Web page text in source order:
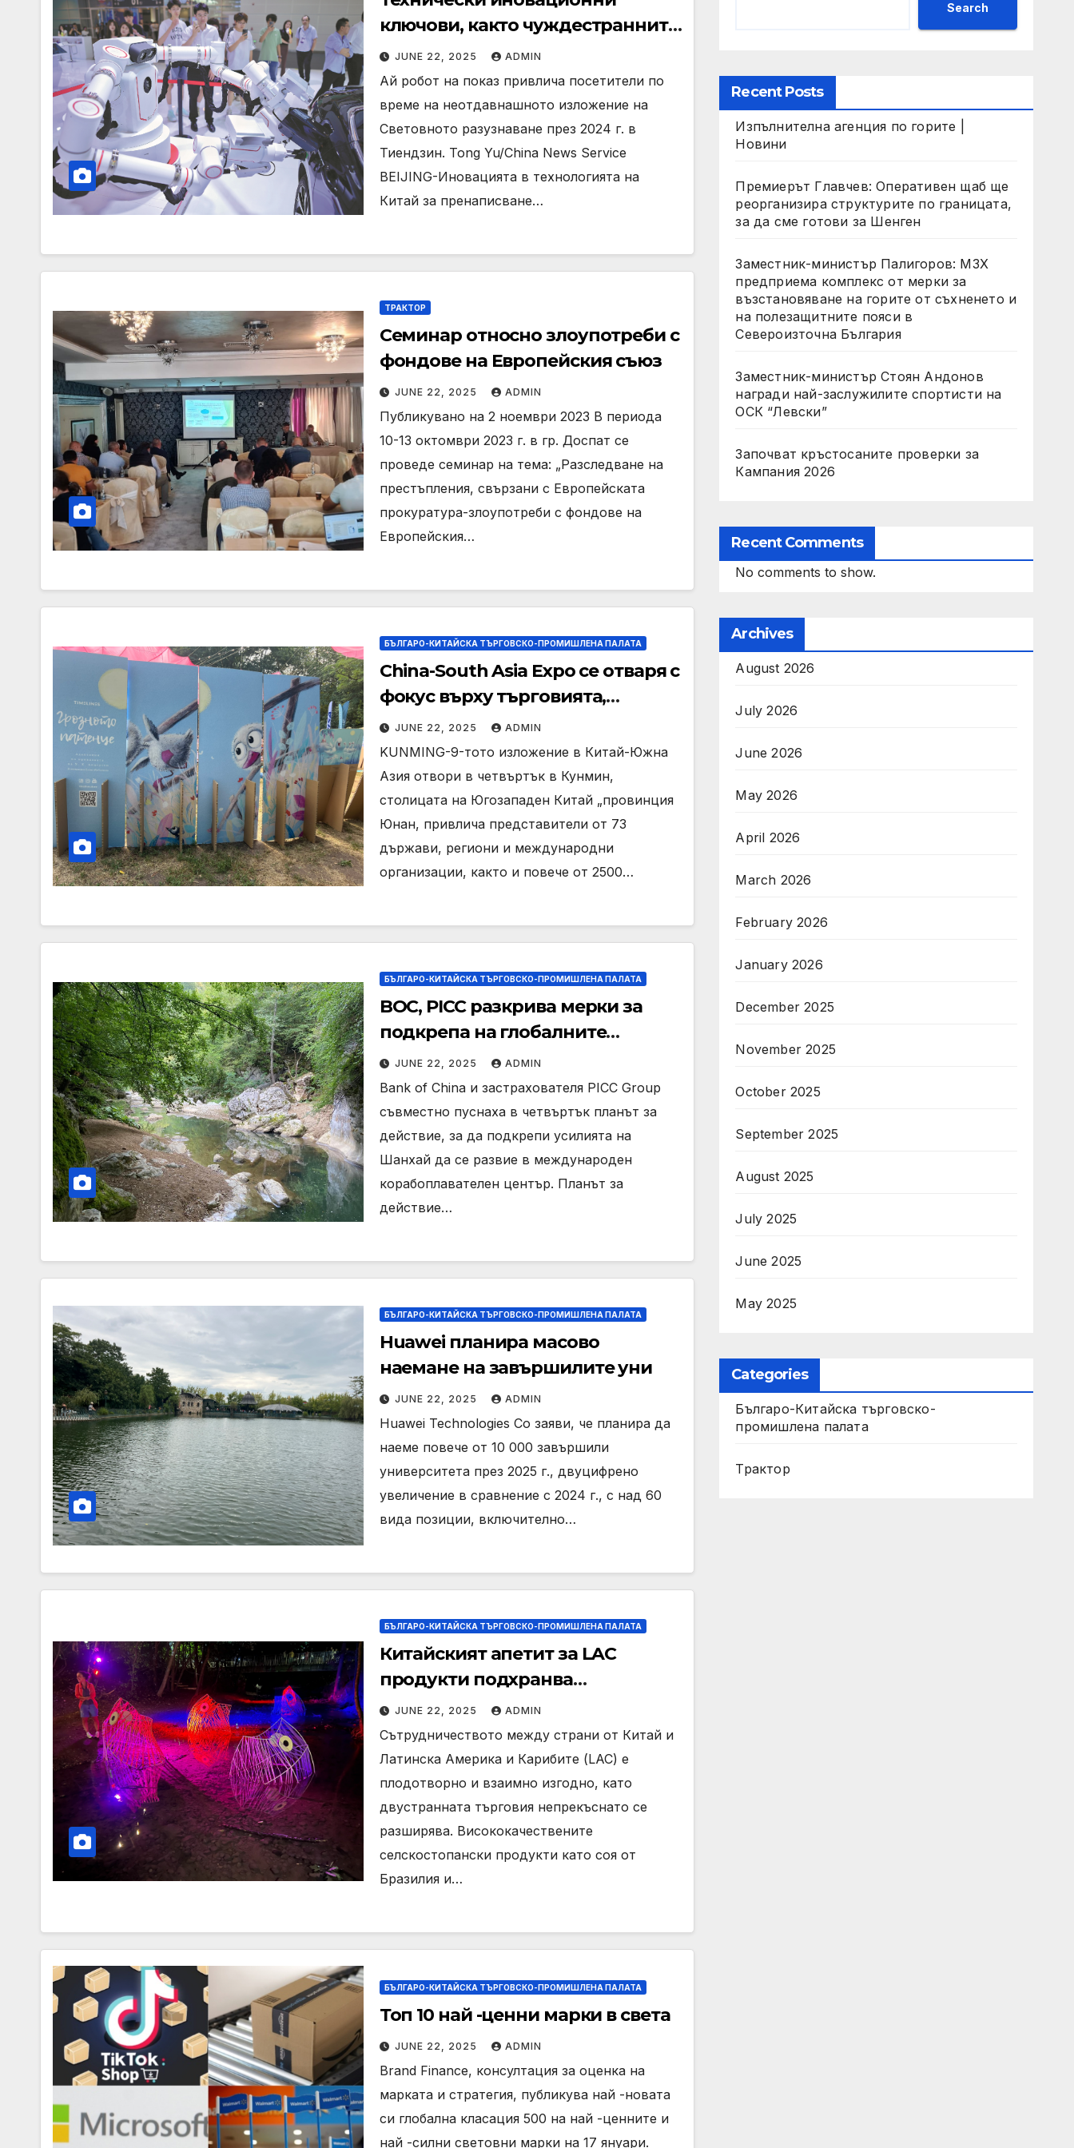
ключови, както чуждестранните
инвеститори залагат в Китай
JUNE 22, 2025 ADMIN
Ай робот на показ привлича посетители по
време на неотдавнашното изложение на
Световното разузнаване през 2024 г. в
Тиендзин. Tong Yu/China News Service
BEIJING-Иновацията в технологията на
Китай за пренаписване…
ТРАКТОР
Семинар относно злоупотреби с
фондове на Европейския съюз
JUNE 22, 2025 ADMIN
Публикувано на 2 ноември 2023 В периода
10-13 октомври 2023 г. в гр. Доспат се
проведе семинар на тема: „Разследване на
престъпления, свързани с Европейската
прокуратура-злоупотреби с фондове на
Европейския…
БЪЛГАРО-КИТАЙСКА ТЪРГОВСКО-ПРОМИШЛЕНА ПАЛАТА
China-South Asia Expo се отваря с
фокус върху търговията,
развиващите се индустрии
JUNE 22, 2025 ADMIN
KUNMING-9-тото изложение в Китай-Южна
Азия отвори в четвъртък в Кунмин,
столицата на Югозападен Китай „провинция
Юнан, привлича представители от 73
държави, региони и международни
организации, както и повече от 2500…
БЪЛГАРО-КИТАЙСКА ТЪРГОВСКО-ПРОМИШЛЕНА ПАЛАТА
BOC, PICC разкрива мерки за
подкрепа на глобалните
амбиции на Шанхай
JUNE 22, 2025 ADMIN
Bank of China и застрахователя PICC Group
съвместно пуснаха в четвъртък планът за
действие, за да подкрепи усилията на
Шанхай да се развие в международен
корабоплавателен център. Планът за
действие…
БЪЛГАРО-КИТАЙСКА ТЪРГОВСКО-ПРОМИШЛЕНА ПАЛАТА
Huawei планира масово
наемане на завършилите уни
JUNE 22, 2025 ADMIN
Huawei Technologies Co заяви, че планира да
наеме повече от 10 000 завършили
университета през 2025 г., двуцифрено
увеличение в сравнение с 2024 г., с над 60
вида позиции, включително…
БЪЛГАРО-КИТАЙСКА ТЪРГОВСКО-ПРОМИШЛЕНА ПАЛАТА
Китайският апетит за LAC
продукти подхранва
двустранната икономика
JUNE 22, 2025 ADMIN
Сътрудничеството между страни от Китай и
Латинска Америка и Карибите (LAC) е
плодотворно и взаимно изгодно, като
двустранната търговия непрекъснато се
разширява. Висококачествените
селскостопански продукти като соя от
Бразилия и…
БЪЛГАРО-КИТАЙСКА ТЪРГОВСКО-ПРОМИШЛЕНА ПАЛАТА
Топ 10 най -ценни марки в света
JUNE 22, 2025 ADMIN
Brand Finance, консултация за оценка на
марката и стратегия, публикува най -новата
си глобална класация 500 на най -ценните и
най -силни световни марки на 17 януари.
Search
Recent Posts
Изпълнителна агенция по горите |
Новини
Премиерът Главчев: Оперативен щаб ще
реорганизира структурите по границата,
за да сме готови за Шенген
Заместник-министър Палигоров: МЗХ
предприема комплекс от мерки за
възстановяване на горите от съхненето и
на полезащитните пояси в
Североизточна България
Заместник-министър Стоян Андонов
награди най-заслужилите спортисти на
ОСК “Левски”
Започват кръстосаните проверки за
Кампания 2026
Recent Comments
No comments to show.
Archives
August 2026
July 2026
June 2026
May 2026
April 2026
March 2026
February 2026
January 2026
December 2025
November 2025
October 2025
September 2025
August 2025
July 2025
June 2025
May 2025
Categories
Българо-Китайска търговско-
промишлена палата
Трактор